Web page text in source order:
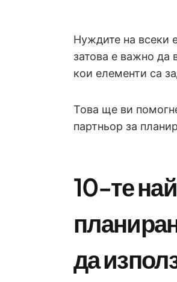
Нуждите на всеки
затова е важно да
кои елементи са
Това ще ви
партньор за
10-те
да